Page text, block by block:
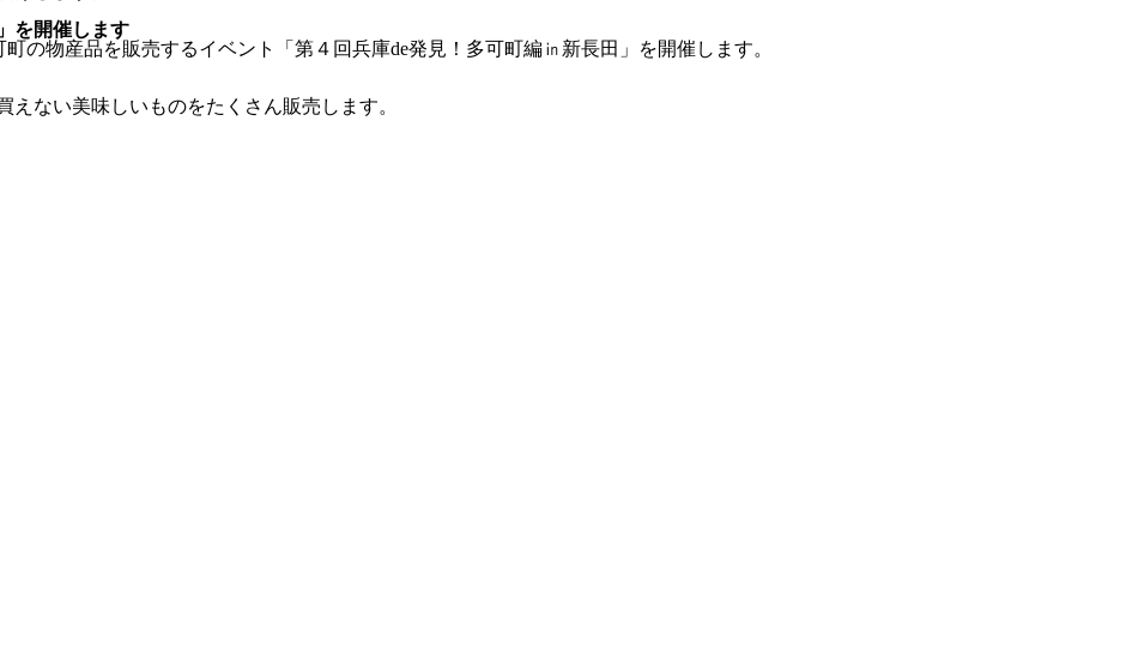
を開催します
の物産品を販売するイベント「第４回兵庫de発見！多可町編㏌新長田」を開催します。
ない美味しいものをたくさん販売します。